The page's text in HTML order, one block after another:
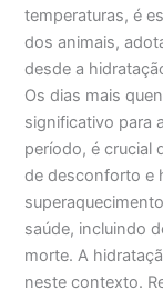
temperaturas, é
dos animais,
desde a
Os dias mais
significativo para
período, é crucial
de desconforto e
saúde, incluindo
morte. A
neste contexto.